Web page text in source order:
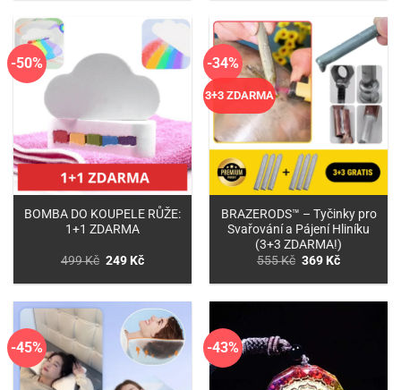
499 Kč
-50%
BOMBA DO KOUPELE RŮŽE:
1+1 ZDARMA
499Kč Původní
byla:
249 KčAktuální
je:
-34%
3+3 ZDARMA
BRAZERODS™ – Tyčinky pro
Svařování a Pájení Hliníku
(3+3 ZDARMA!)
555Kč Původní
byla:
369 KčAktuální
je:
-45% -43%